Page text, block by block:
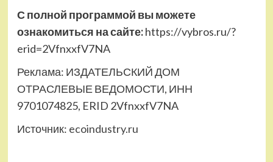
С полной программой вы можете
ознакомиться на сайте:https://vybros.ru/?
erid=2VfnxxfV7NA
Реклама: ИЗДАТЕЛЬСКИЙ ДОМ
ОТРАСЛЕВЫЕ ВЕДОМОСТИ, ИНН
9701074825, ERID 2VfnxxfV7NA
Источник: ecoindustry.ru